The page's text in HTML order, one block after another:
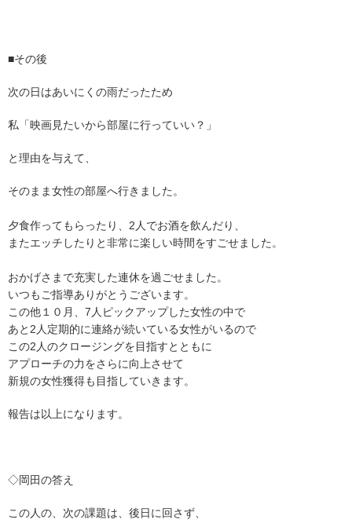
■その後
次の日はあいにくの雨だったため
私「映画見たいから部屋に行っていい？」
と理由を与えて、
そのまま女性の部屋へ行きました。
夕食作ってもらったり、2人でお酒を飲んだり、
またエッチしたりと非常に楽しい時間をすごせました。
おかげさまで充実した連休を過ごせました。
いつもご指導ありがとうございます。
この他１０月、7人ピックアップした女性の中で
あと2人定期的に連絡が続いている女性がいるので
この2人のクロージングを目指すとともに
アプローチの力をさらに向上させて
新規の女性獲得も目指していきます。
報告は以上になります。
◇岡田の答え
この人の、次の課題は、後日に回さず、